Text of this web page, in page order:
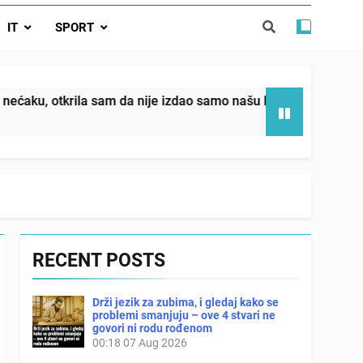
nije izdao samo našu kćer, nego je
sin već sutradan oženio ljubavnicom,
i da iza bolničkog stakla već čekaju
IT SPORT
nije izdao samo našu kćer, nego je svojim potpisom
RECENT POSTS
Drži jezik za zubima, i gledaj kako se
problemi smanjuju – ove 4 stvari ne
govori ni rodu rođenom
00:18 07 Aug 2026